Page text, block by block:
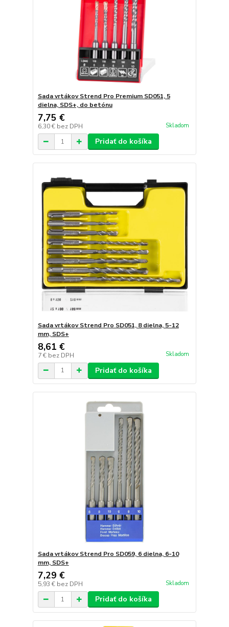
Sada vrtákov Strend Pro Premium SD051, 5
dielna, SDS+, do betónu
7,75 €
6,30 € bez DPH Skladom
Pridať do košíka
Sada vrtákov Strend Pro SD051, 8 dielna, 5-12
mm, SDS+
8,61 €
7 € bez DPH Skladom
Pridať do košíka
Sada vrtákov Strend Pro SD059, 6 dielna, 6-10
mm, SDS+
7,29 €
5,93 € bez DPH Skladom
Pridať do košíka